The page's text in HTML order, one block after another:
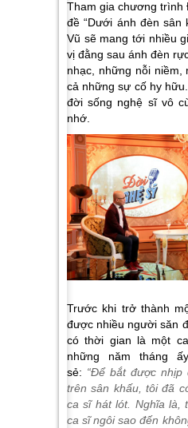
Tham gia chương trình
đề “Dưới ánh đèn sân
Vũ sẽ mang tới nhiều
vị đằng sau ánh đèn
nhạc, những nỗi niềm,
cả những sự cố hy
đời sống nghệ sĩ vô
nhớ.
Trước khi trở thành
được nhiều người săn
có thời gian là một
những năm tháng
sẻ: “Để bắt được nhịp
trên sân khấu, tôi đã
ca sĩ hát lót. Nghĩa là,
ca sĩ ngôi sao đến